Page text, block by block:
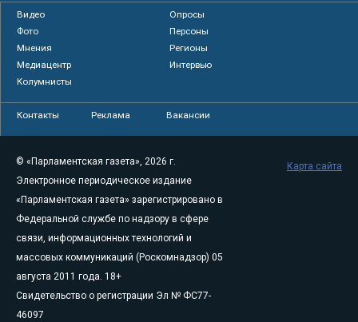
Видео
Опросы
Фото
Персоны
Мнения
Регионы
Медиацентр
Интервью
Колумнисты
Контакты Реклама Вакансии
© «Парламентская газета», 2026 г.
Электронное периодическое издание
«Парламентская газета» зарегистрировано в
Федеральной службе по надзору в сфере
связи, информационных технологий и
массовых коммуникаций (Роскомнадзор) 05
августа 2011 года. 18+
Свидетельство о регистрации Эл № ФС77-
46097
Карта сайта